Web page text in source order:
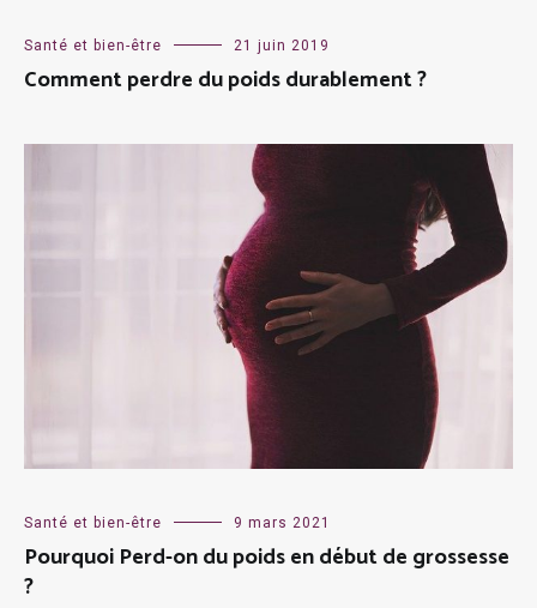
Santé et bien-être 21 juin 2019
Comment perdre du poids durablement ?
Santé et bien-être 9 mars 2021
Pourquoi Perd-on du poids en début de grossesse
?